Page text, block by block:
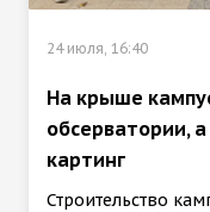
24 июля, 16:40
На крыше
обсерватории,
картинг
Строительство